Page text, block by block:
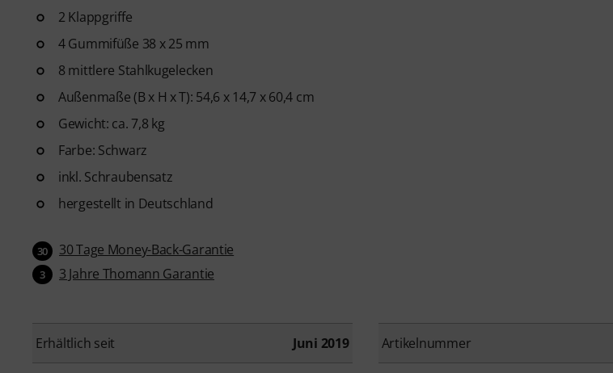
2 Klappgriffe
4 Gummifüße 38 x 25 mm
8 mittlere Stahlkugelecken
Außenmaße (B x H x T): 54,6 x 14,7 x 60,4 cm
Gewicht: ca. 7,8 kg
Farbe: Schwarz
inkl. Schraubensatz
hergestellt in Deutschland
30 30 Tage Money-Back-Garantie
3 3 Jahre Thomann Garantie
Erhältlich seit Juni 2019 Artikelnummer